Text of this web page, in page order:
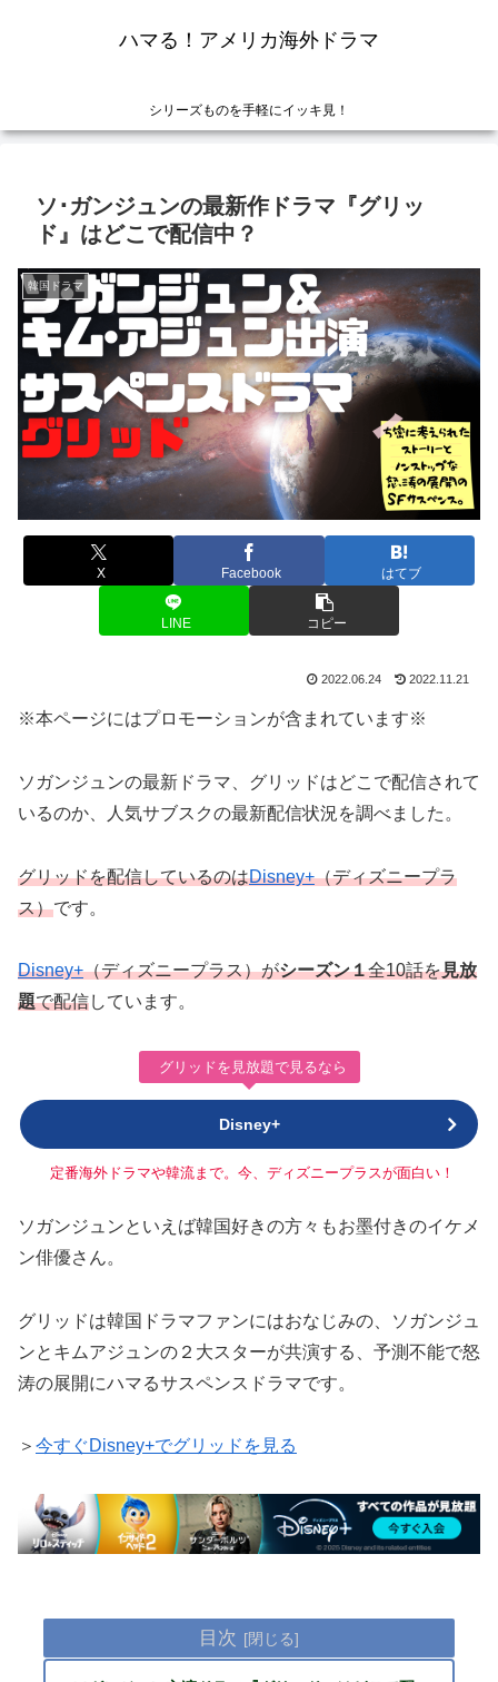
ハマる！アメリカ海外ドラマ
シリーズものを手軽にイッキ見！
ソ･ガンジュンの最新作ドラマ『グリッ
ド』はどこで配信中？
韓国ドラマ
X Facebook はてブ
LINE コピー
2022.06.24 2022.11.21
※本ページにはプロモーションが含まれています※
ソガンジュンの最新ドラマ、グリッドはどこで配信されて
いるのか、人気サブスクの最新配信状況を調べました。
グリッドを配信しているのはDisney+（ディズニープラ
ス）です。
Disney+（ディズニープラス）がシーズン１全10話を見放
題で配信しています。
グリッドを見放題で見るなら
Disney+
定番海外ドラマや韓流まで。今、ディズニープラスが面白い！
ソガンジュンといえば韓国好きの方々もお墨付きのイケメ
ン俳優さん。
グリッドは韓国ドラマファンにはおなじみの、ソガンジュ
ンとキムアジュンの２大スターが共演する、予測不能で怒
涛の展開にハマるサスペンスドラマです。
＞ 今すぐDisney+でグリッドを見る
目次